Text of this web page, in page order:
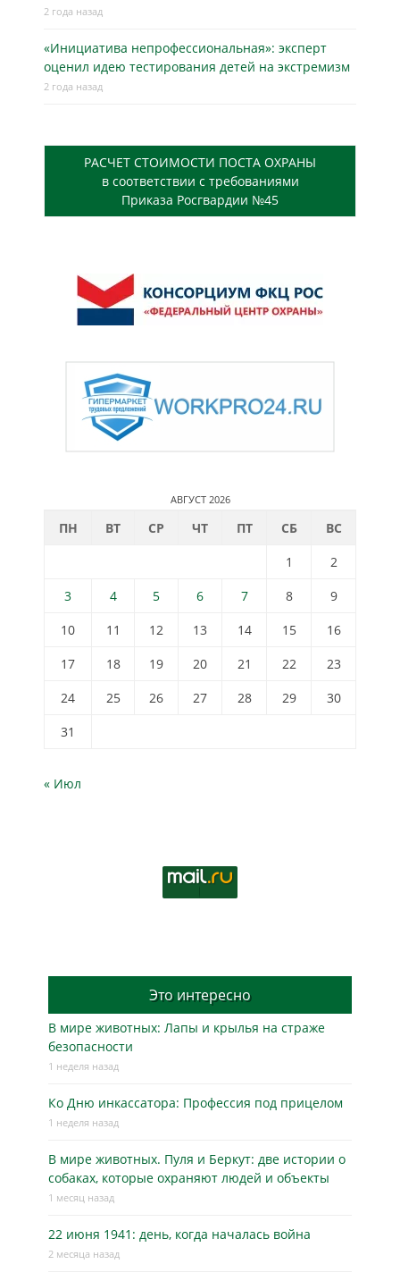
2 года назад
«Инициатива непрофессиональная»: эксперт
оценил идею тестирования детей на экстремизм
2 года назад
РАСЧЕТ СТОИМОСТИ ПОСТА ОХРАНЫ
в соответствии с требованиями
Приказа Росгвардии №45
АВГУСТ 2026
ПН ВТ СР ЧТ ПТ СБ
ВС
1
2
3
4 5 6 7 8
9
10
11 12 13 14 15
16
17
18 19 20 21 22
23
24
25 26 27 28 29
30
31
« Июл
Это интересно
В мире животных: Лапы и крылья на страже
безопасности
1 неделя назад
Ко Дню инкассатора: Профессия под прицелом
1 неделя назад
В мире животных. Пуля и Беркут: две истории о
собаках, которые охраняют людей и объекты
1 месяц назад
22 июня 1941: день, когда началась война
2 месяца назад